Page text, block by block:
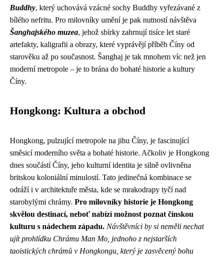
Buddhy, který uchovává vzácné sochy Buddhy vyřezávané z
bílého nefritu. Pro milovníky umění je pak nutností návštěva
Šanghajského muzea, jehož sbírky zahrnují tisíce let staré
artefakty, kaligrafii a obrazy, které vyprávějí příběh Číny od
starověku až po současnost. Šanghaj je tak mnohem víc než jen
moderní metropole – je to brána do bohaté historie a kultury
Číny.
Hongkong: Kultura a obchod
Hongkong, pulzující metropole na jihu Číny, je fascinující
směsicí moderního světa a bohaté historie. Ačkoliv je Hongkong
dnes součástí Číny, jeho kulturní identita je silně ovlivněna
britskou koloniální minulostí. Tato jedinečná kombinace se
odráží i v architektuře města, kde se mrakodrapy tyčí nad
starobylými chrámy. Pro milovníky historie je Hongkong
skvělou destinací, neboť nabízí možnost poznat čínskou
kulturu s nádechem západu. Návštěvníci by si neměli nechat
ujít prohlídku Chrámu Man Mo, jednoho z nejstarších
taoistických chrámů v Hongkongu, který je zasvěcený bohu